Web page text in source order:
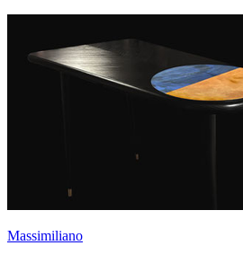
Massimiliano